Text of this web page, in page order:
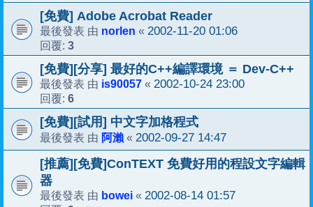
[免費] Adobe Acrobat Reader
最後發表 由 norlen « 2002-11-20 01:06
回覆: 3
[免費][分享] 最好的C++編譯環境 ＝ Dev-C++
最後發表 由 is90057 « 2002-10-24 23:00
回覆: 6
[免費][試用] 中文字加格程式
最後發表 由 阿瀨 « 2002-09-27 14:47
[推薦][免費]ConTEXT 免費好用的程設文字編輯
器
最後發表 由 bowei « 2002-08-14 01:57